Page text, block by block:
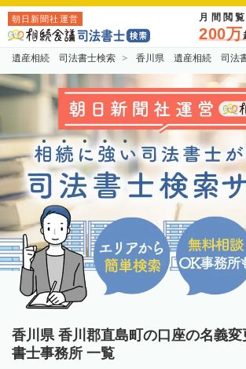
朝日新聞社運営 月間閲
200万
遺産相続 司法書士検索 香川県 遺産相続 司法
香川県 香川郡直島町の口座の名義
書士事務所 一覧